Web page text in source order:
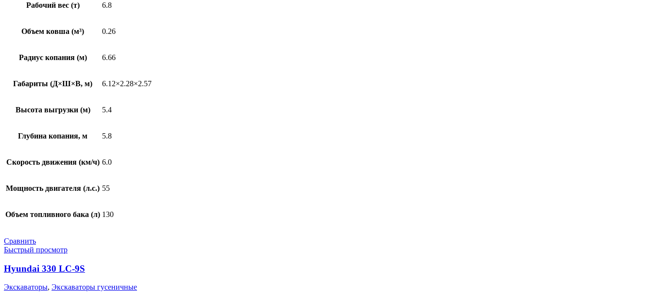
Рабочий вес (т) 6.8
Объем ковша (м³) 0.26
Радиус копания (м) 6.66
Габариты (Д×Ш×В, м) 6.12×2.28×2.57
Высота выгрузки (м) 5.4
Глубина копания, м 5.8
Скорость движения (км/ч) 6.0
Мощность двигателя (л.с.) 55
Объем топливного бака (л) 130
Сравнить
Быстрый просмотр
Hyundai 330 LC-9S
Экскаваторы, Экскаваторы гусеничные